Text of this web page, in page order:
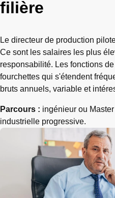
filière
Le directeur de production
Ce sont les salaires les plus
responsabilité. Les fonctions
fourchettes qui s'étendent
bruts annuels, variable et
Parcours : ingénieur ou
industrielle progressive.